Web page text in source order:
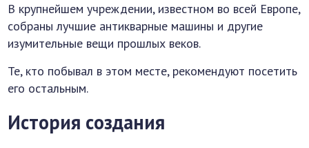
В крупнейшем учреждении, известном во всей Европе,
собраны лучшие антикварные машины и другие
изумительные вещи прошлых веков.
Те, кто побывал в этом месте, рекомендуют посетить
его остальным.
История создания